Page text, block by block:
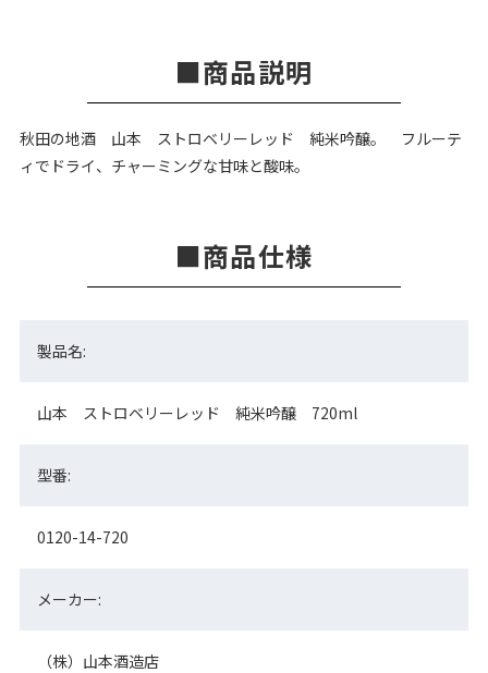
商品説明
秋田の地酒 山本 ストロベリーレッド 純米吟醸。 フルーテ
ィでドライ、チャーミングな甘味と酸味。
商品仕様
製品名:
山本 ストロベリーレッド 純米吟醸 720ml
型番:
0120-14-720
メーカー:
（株）山本酒造店